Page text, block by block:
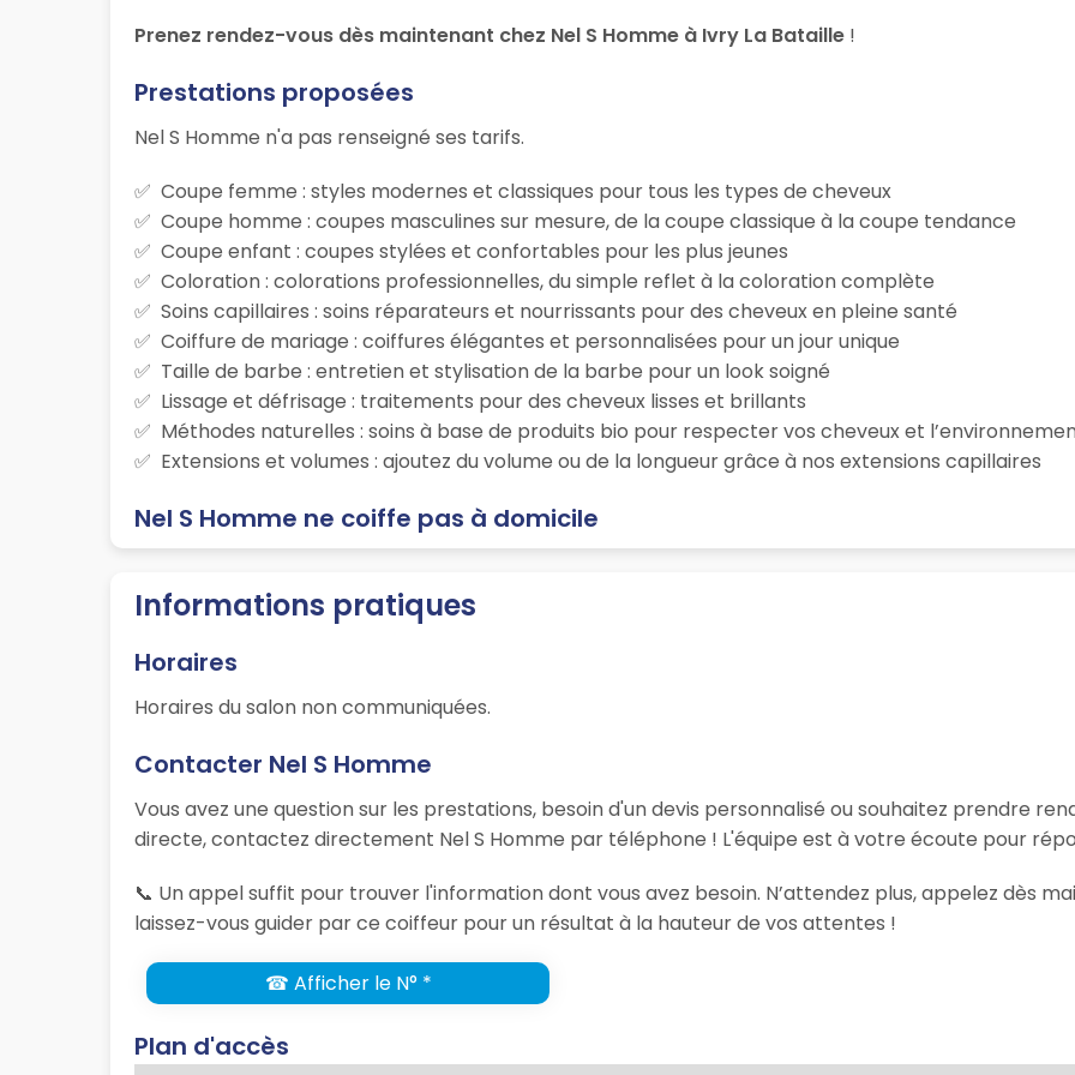
Prenez rendez-vous dès maintenant chez Nel S Homme à Ivry La Bataille !
Prestations proposées
Nel S Homme n'a pas renseigné ses tarifs.
Coupe femme : styles modernes et classiques pour tous les types de cheveux
Coupe homme : coupes masculines sur mesure, de la coupe classique à la coupe tendance
Coupe enfant : coupes stylées et confortables pour les plus jeunes
Coloration : colorations professionnelles, du simple reflet à la coloration complète
Soins capillaires : soins réparateurs et nourrissants pour des cheveux en pleine santé
Coiffure de mariage : coiffures élégantes et personnalisées pour un jour unique
Taille de barbe : entretien et stylisation de la barbe pour un look soigné
Lissage et défrisage : traitements pour des cheveux lisses et brillants
Méthodes naturelles : soins à base de produits bio pour respecter vos cheveux et
Extensions et volumes : ajoutez du volume ou de la longueur grâce à nos extensions capillaires
Nel S Homme ne coiffe pas à domicile
Informations pratiques
Horaires
Horaires du salon non communiquées.
Contacter Nel S Homme
Vous avez une question sur les prestations, besoin d'un devis personnalisé ou souhaitez prendre
directe, contactez directement Nel S Homme par téléphone ! L'équipe est à votre écoute pour
📞 Un appel suffit pour trouver l'information dont vous avez besoin. N’attendez plus, appelez dès
laissez-vous guider par ce coiffeur pour un résultat à la hauteur de vos attentes !
☎ Afficher le N° *
Plan d'accès